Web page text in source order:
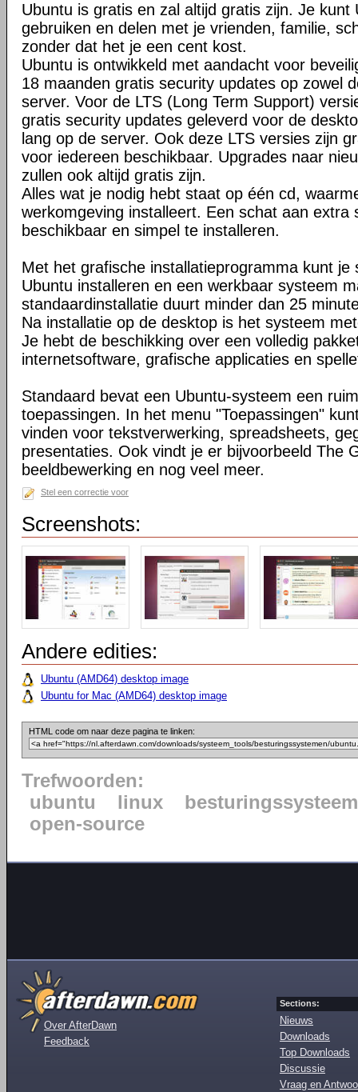
Ubuntu is gratis en zal altijd gratis zijn. Je kunt
gebruiken en delen met je vrienden, familie,
zonder dat het je een cent kost.
Ubuntu is ontwikkeld met aandacht voor
18 maanden gratis security updates op zowel
server. Voor de LTS (Long Term Support)
gratis security updates geleverd voor de
lang op de server. Ook deze LTS versies zijn
voor iedereen beschikbaar. Upgrades naar
zullen ook altijd gratis zijn.
Alles wat je nodig hebt staat op één cd,
werkomgeving installeert. Een schat aan extra
beschikbaar en simpel te installeren.
Met het grafische installatieprogramma kunt je
Ubuntu installeren en een werkbaar systeem
standaardinstallatie duurt minder dan 25
Na installatie op de desktop is het systeem
Je hebt de beschikking over een volledig
internetsoftware, grafische applicaties en
Standaard bevat een Ubuntu-systeem een
toepassingen. In het menu "Toepassingen"
vinden voor tekstverwerking, spreadsheets,
presentaties. Ook vindt je er bijvoorbeeld The
beeldbewerking en nog veel meer.
Stel een correctie voor
Screenshots:
Andere edities:
Ubuntu (AMD64) desktop image
Ubuntu for Mac (AMD64) desktop image
HTML code om naar deze pagina te linken:
Trefwoorden:
ubuntu
linux
besturingssysteem
open-source
Over AfterDawn
Feedback
Sections:
Nieuws
Downloads
Top Downloads
Discussie
Vraag en